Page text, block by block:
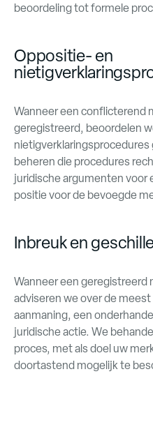
beoordeling tot formele
Oppositie- en
Wanneer een conflicterend
geregistreerd, beoordelen
beheren die procedures
juridische argumenten
positie voor de bevoegde
Inbreuk en
Wanneer een
adviseren we over de
aanmaning, een
juridische actie. We
proces, met als doel uw
doortastend mogelijk te